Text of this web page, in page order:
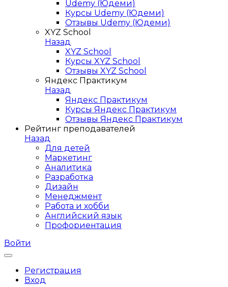
Udemy (Юдеми)
Курсы Udemy (Юдеми)
Отзывы Udemy (Юдеми)
XYZ School
Назад
XYZ School
Курсы XYZ School
Отзывы XYZ School
Яндекс Практикум
Назад
Яндекс Практикум
Курсы Яндекс Практикум
Отзывы Яндекс Практикум
Рейтинг преподавателей
Назад
Для детей
Маркетинг
Аналитика
Разработка
Дизайн
Менеджмент
Работа и хобби
Английский язык
Профориентация
Войти
Регистрация
Вход